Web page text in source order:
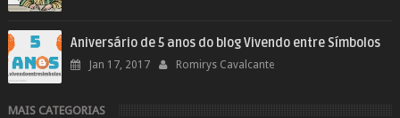
Aniversário de 5 anos do blog Vivendo entre Símbolos
Jan 17, 2017 Romirys Cavalcante
MAIS CATEGORIAS